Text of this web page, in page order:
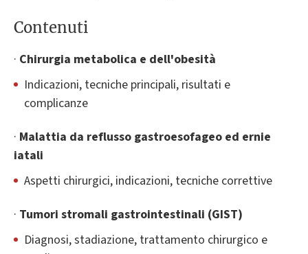
Contenuti
· Chirurgia metabolica e dell'obesità
Indicazioni, tecniche principali, risultati e
complicanze
· Malattia da reflusso gastroesofageo ed ernie
iatali
Aspetti chirurgici, indicazioni, tecniche correttive
· Tumori stromali gastrointestinali (GIST)
Diagnosi, stadiazione, trattamento chirurgico e